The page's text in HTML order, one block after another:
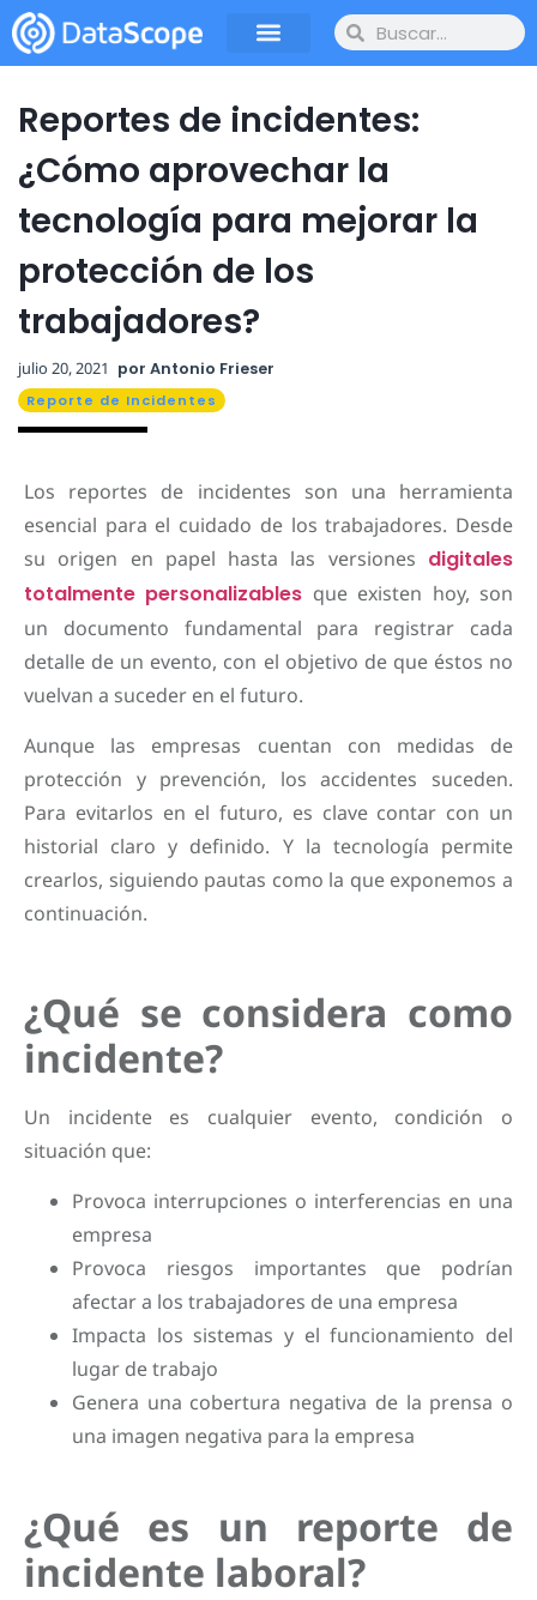
Reportes de incidentes:
¿Cómo aprovechar la
tecnología para mejorar la
protección de los
trabajadores?
julio 20, 2021 por Antonio Frieser
Reporte de Incidentes
Los reportes de incidentes son una herramienta
esencial para el cuidado de los trabajadores. Desde
su origen en papel hasta las versiones digitales
totalmente personalizables que existen hoy, son
un documento fundamental para registrar cada
detalle de un evento, con el objetivo de que éstos no
vuelvan a suceder en el futuro.
Aunque las empresas cuentan con medidas de
protección y prevención, los accidentes suceden.
Para evitarlos en el futuro, es clave contar con un
historial claro y definido. Y la tecnología permite
crearlos, siguiendo pautas como la que exponemos a
continuación.
¿Qué se considera como
incidente?
Un incidente es cualquier evento, condición o
situación que:
Provoca interrupciones o interferencias en una
empresa
Provoca riesgos importantes que podrían
afectar a los trabajadores de una empresa
Impacta los sistemas y el funcionamiento del
lugar de trabajo
Genera una cobertura negativa de la prensa o
una imagen negativa para la empresa
¿Qué es un reporte de
incidente laboral?